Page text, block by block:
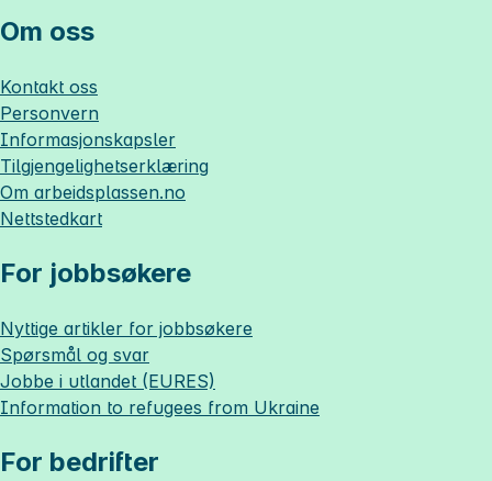
Om oss
Kontakt oss
Personvern
Informasjonskapsler
Tilgjengelighetserklæring
Om arbeidsplassen.no
Nettstedkart
For jobbsøkere
Nyttige artikler for jobbsøkere
Spørsmål og svar
Jobbe i utlandet (EURES)
Information to refugees from Ukraine
For bedrifter